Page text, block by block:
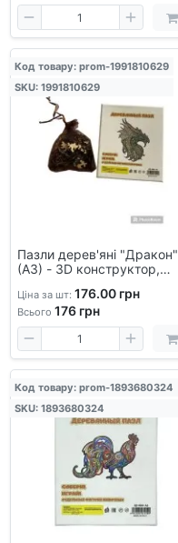
Пазли дерев'яні "Дракон"
(А3) - 3D конструктор,
10 років, що розвивають,
лазерне різання, інтер'єрні
Код товару: prom-1991810629
SKU: 1991810629
Ціна за шт: 176.00 грн
Всього 176грн
Код товару: prom-1893680324
SKU: 1893680324